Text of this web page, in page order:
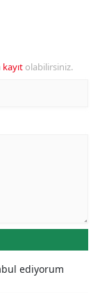
kayıt olabilirsiniz.
ediyorum